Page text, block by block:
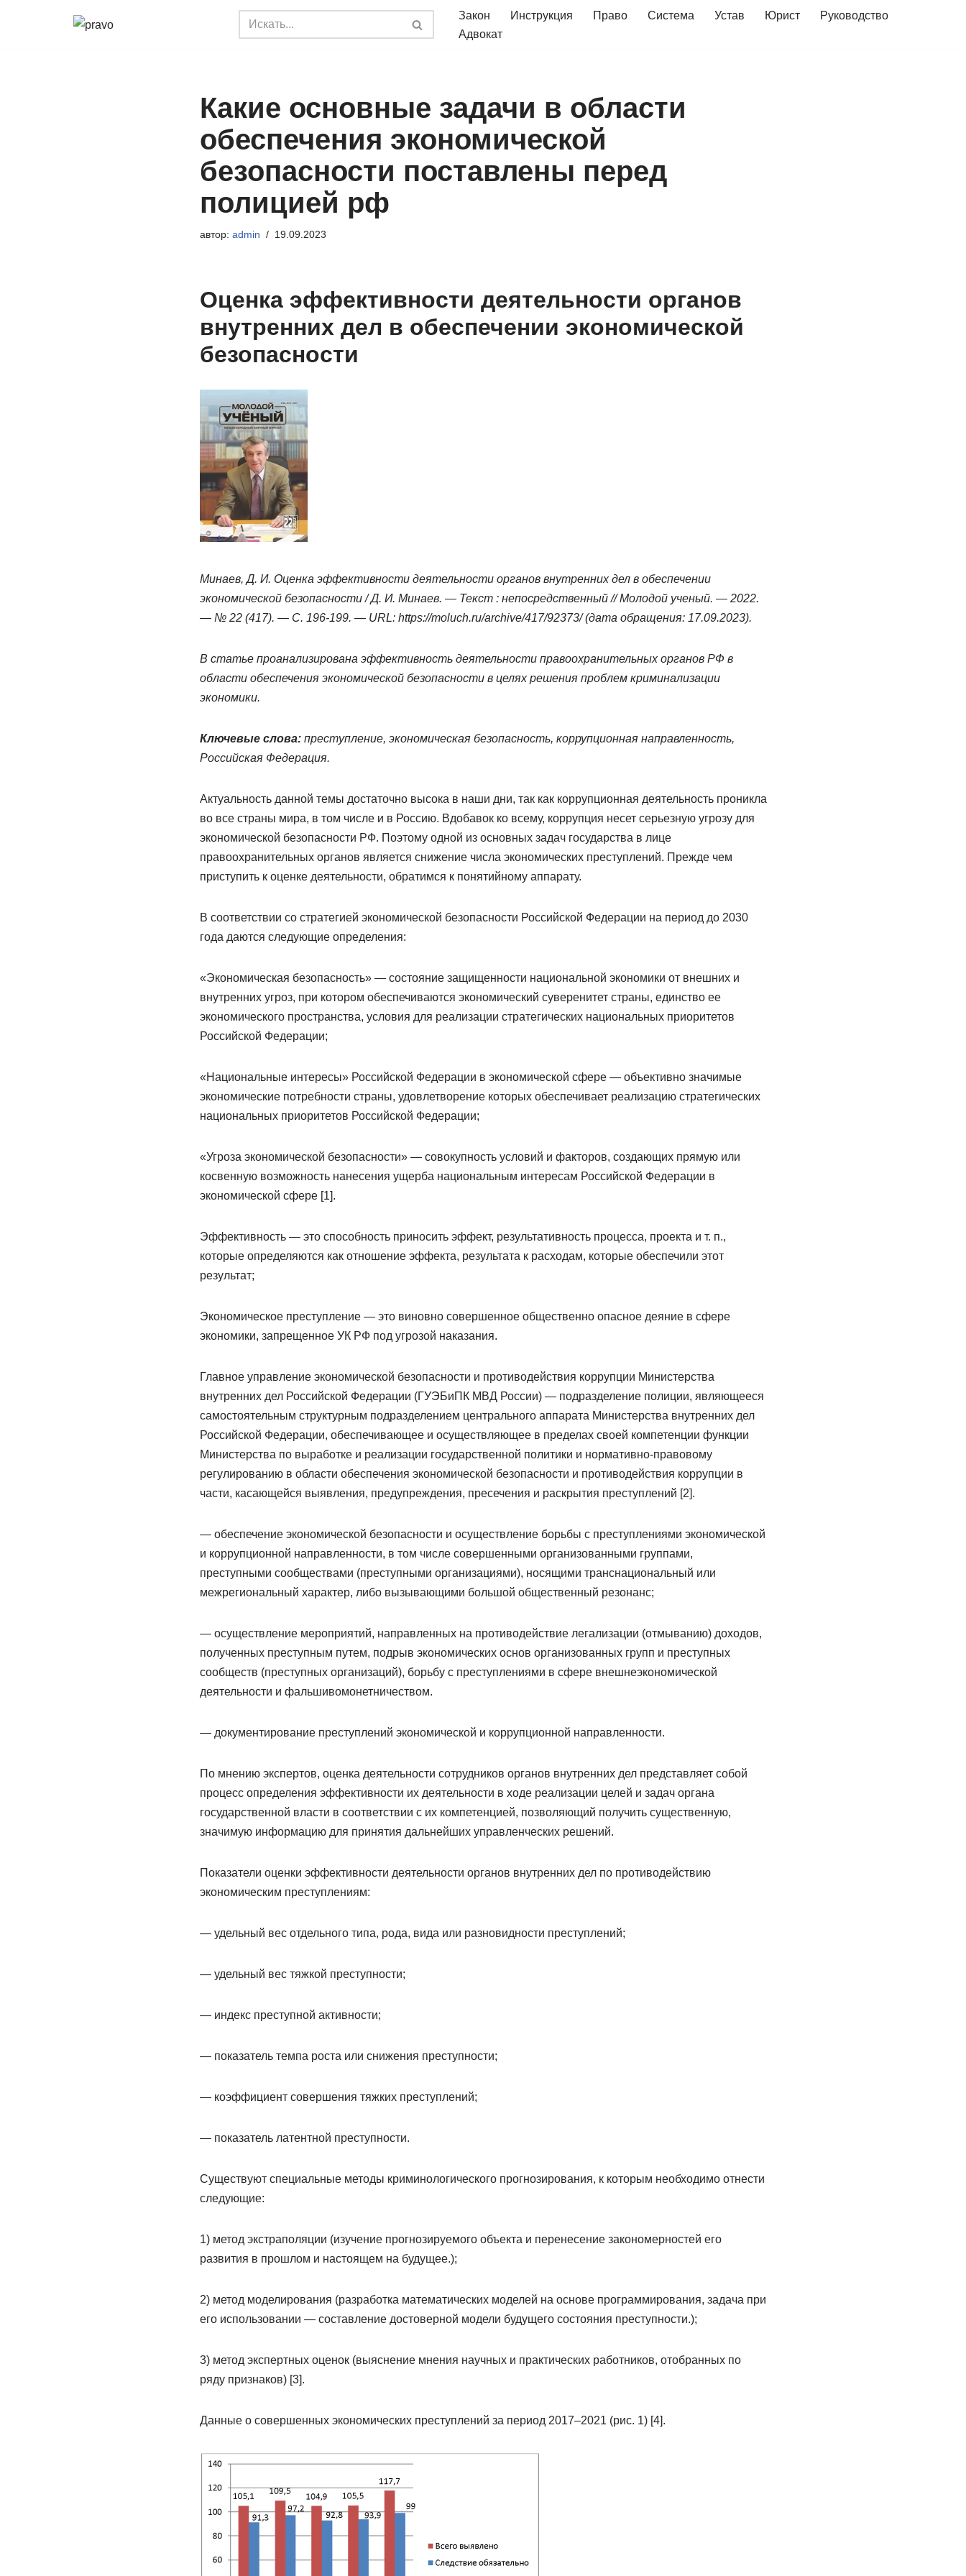
Закон Инструкция Право Система Устав Юрист
Руководство
Адвокат
Какие основные задачи в области
обеспечения экономической
безопасности поставлены перед
полицией рф
автор: admin 19.09.2023
Оценка эффективности деятельности органов
внутренних дел в обеспечении экономической
безопасности
Минаев, Д. И. Оценка эффективности деятельности органов внутренних дел в обеспечении
экономической безопасности / Д. И. Минаев. — Текст : непосредственный // Молодой ученый. — 2022.
— № 22 (417). — С. 196-199. — URL: https://moluch.ru/archive/417/92373/ (дата обращения: 17.09.2023).
В статье проанализирована эффективность деятельности правоохранительных органов РФ в
области обеспечения экономической безопасности в целях решения проблем криминализации
экономики.
Ключевые слова: преступление, экономическая безопасность, коррупционная направленность,
Российская Федерация.
Актуальность данной темы достаточно высока в наши дни, так как коррупционная деятельность проникла
во все страны мира, в том числе и в Россию. Вдобавок ко всему, коррупция несет серьезную угрозу для
экономической безопасности РФ. Поэтому одной из основных задач государства в лице
правоохранительных органов является снижение числа экономических преступлений. Прежде чем
приступить к оценке деятельности, обратимся к понятийному аппарату.
В соответствии со стратегией экономической безопасности Российской Федерации на период до 2030
года даются следующие определения:
«Экономическая безопасность» — состояние защищенности национальной экономики от внешних и
внутренних угроз, при котором обеспечиваются экономический суверенитет страны, единство ее
экономического пространства, условия для реализации стратегических национальных приоритетов
Российской Федерации;
«Национальные интересы» Российской Федерации в экономической сфере — объективно значимые
экономические потребности страны, удовлетворение которых обеспечивает реализацию стратегических
национальных приоритетов Российской Федерации;
«Угроза экономической безопасности» — совокупность условий и факторов, создающих прямую или
косвенную возможность нанесения ущерба национальным интересам Российской Федерации в
экономической сфере [1].
Эффективность — это способность приносить эффект, результативность процесса, проекта и т. п.,
которые определяются как отношение эффекта, результата к расходам, которые обеспечили этот
результат;
Экономическое преступление — это виновно совершенное общественно опасное деяние в сфере
экономики, запрещенное УК РФ под угрозой наказания.
Главное управление экономической безопасности и противодействия коррупции Министерства
внутренних дел Российской Федерации (ГУЭБиПК МВД России) — подразделение полиции, являющееся
самостоятельным структурным подразделением центрального аппарата Министерства внутренних дел
Российской Федерации, обеспечивающее и осуществляющее в пределах своей компетенции функции
Министерства по выработке и реализации государственной политики и нормативно-правовому
регулированию в области обеспечения экономической безопасности и противодействия коррупции в
части, касающейся выявления, предупреждения, пресечения и раскрытия преступлений [2].
— обеспечение экономической безопасности и осуществление борьбы с преступлениями экономической
и коррупционной направленности, в том числе совершенными организованными группами,
преступными сообществами (преступными организациями), носящими транснациональный или
межрегиональный характер, либо вызывающими большой общественный резонанс;
— осуществление мероприятий, направленных на противодействие легализации (отмыванию) доходов,
полученных преступным путем, подрыв экономических основ организованных групп и преступных
сообществ (преступных организаций), борьбу с преступлениями в сфере внешнеэкономической
деятельности и фальшивомонетничеством.
— документирование преступлений экономической и коррупционной направленности.
По мнению экспертов, оценка деятельности сотрудников органов внутренних дел представляет собой
процесс определения эффективности их деятельности в ходе реализации целей и задач органа
государственной власти в соответствии с их компетенцией, позволяющий получить существенную,
значимую информацию для принятия дальнейших управленческих решений.
Показатели оценки эффективности деятельности органов внутренних дел по противодействию
экономическим преступлениям:
— удельный вес отдельного типа, рода, вида или разновидности преступлений;
— удельный вес тяжкой преступности;
— индекс преступной активности;
— показатель темпа роста или снижения преступности;
— коэффициент совершения тяжких преступлений;
— показатель латентной преступности.
Существуют специальные методы криминологического прогнозирования, к которым необходимо отнести
следующие:
1) метод экстраполяции (изучение прогнозируемого объекта и перенесение закономерностей его
развития в прошлом и настоящем на будущее.);
2) метод моделирования (разработка математических моделей на основе программирования, задача при
его использовании — составление достоверной модели будущего состояния преступности.);
3) метод экспертных оценок (выяснение мнения научных и практических работников, отобранных по
ряду признаков) [3].
Данные о совершенных экономических преступлений за период 2017–2021 (рис. 1) [4].